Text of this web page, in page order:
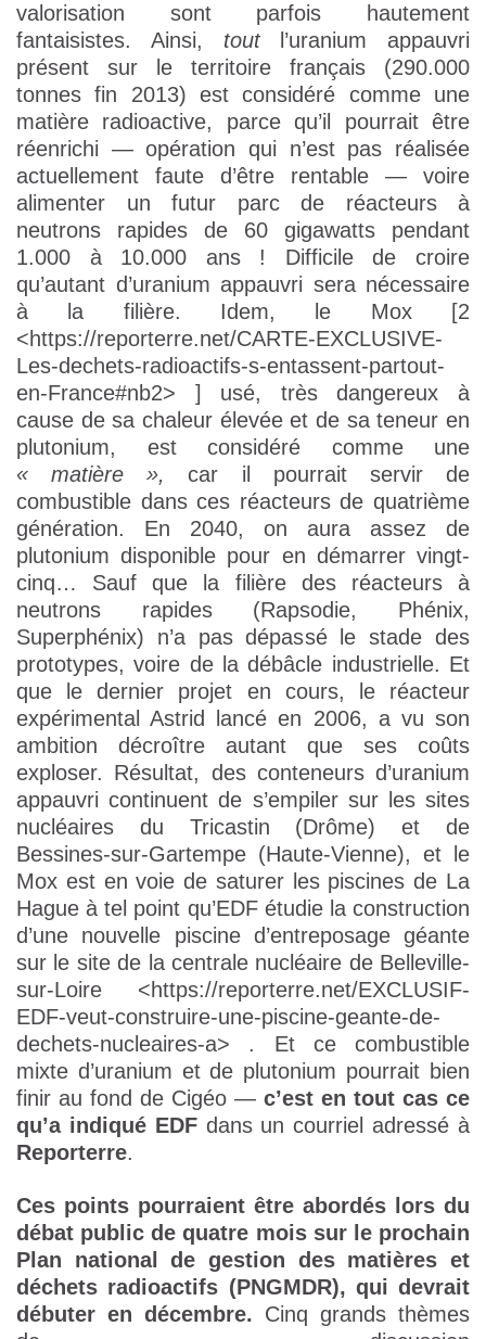
valorisation sont parfois hautement
fantaisistes. Ainsi, toutl’uranium appauvri
présent sur le territoire français (290.000
tonnes fin 2013) est considéré comme une
matière radioactive, parce qu’il pourrait être
réenrichi — opération qui n’est pas réalisée
actuellement faute d’être rentable — voire
alimenter un futur parc de réacteurs à
neutrons rapides de 60 gigawatts pendant
1.000 à 10.000 ans ! Difficile de croire
qu’autant d’uranium appauvri sera nécessaire
à la filière. Idem, le Mox [2
<https://reporterre.net/CARTE-EXCLUSIVE-
Les-dechets-radioactifs-s-entassent-partout-
en-France#nb2> ] usé, très dangereux à
cause de sa chaleur élevée et de sa teneur en
plutonium, est considéré comme une
« matière »,
car il pourrait servir de
combustible dans ces réacteurs de quatrième
génération. En 2040, on aura assez de
plutonium disponible pour en démarrer vingt-
cinq… Sauf que la filière des réacteurs à
neutrons rapides (Rapsodie, Phénix,
Superphénix) n’a pas dépassé le stade des
prototypes, voire de la débâcle industrielle. Et
que le dernier projet en cours, le réacteur
expérimental Astrid lancé en 2006, a vu son
ambition décroître autant que ses coûts
exploser. Résultat, des conteneurs d’uranium
appauvri continuent de s’empiler sur les sites
nucléaires du Tricastin (Drôme) et de
Bessines-sur-Gartempe (Haute-Vienne), et le
Mox est en voie de saturer les piscines de La
Hague à tel point qu’EDF étudie la construction
d’une nouvelle piscine d’entreposage géante
sur le site de la centrale nucléaire de Belleville-
sur-Loire <https://reporterre.net/EXCLUSIF-
EDF-veut-construire-une-piscine-geante-de-
dechets-nucleaires-a> . Et ce combustible
mixte d’uranium et de plutonium pourrait bien
finir au fond de Cigéo — c’est en tout cas ce
qu’a indiqué EDFdans un courriel adressé à
Reporterre.
Ces points pourraient être abordés lors du
débat public de quatre mois sur le prochain
Plan national de gestion des matières et
déchets radioactifs (PNGMDR), qui devrait
débuter en décembre. Cinq grands thèmes